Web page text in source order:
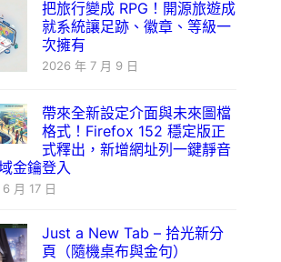
把旅行變成 RPG！開源旅遊成
就系統讓足跡、徽章、等級一
次擁有
2026 年 7 月 9 日
帶來全新設定介面與未來圖檔
格式！Firefox 152 穩定版正
式釋出，新增網址列一鍵靜音
金鑰登入
月 17 日
Just a New Tab – 拾光新分
頁（隨機桌布與金句）